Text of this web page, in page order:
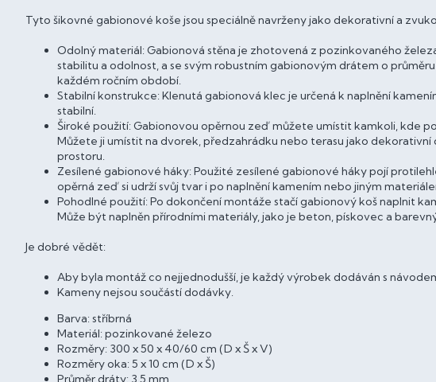
Tyto šikovné gabionové koše jsou speciálně navrženy jako dekorativní a
Odolný materiál: Gabionová stěna je zhotovená z pozinkovaného
stabilitu a odolnost, a se svým robustním gabionovým drátem o
každém ročním období.
Stabilní konstrukce: Klenutá gabionová klec je určená k naplnění
stabilní.
Široké použití: Gabionovou opěrnou zeď můžete umístit kamkoli, kde
Můžete ji umístit na dvorek, předzahrádku nebo terasu jako
prostoru.
Zesílené gabionové háky: Použité zesílené gabionové háky pojí
opěrná zeď si udrží svůj tvar i po naplnění kamením nebo jiným
Pohodlné použití: Po dokončení montáže stačí gabionový koš naplnit
Může být naplněn přírodními materiály, jako je beton, pískovec a
Je dobré vědět:
Aby byla montáž co nejjednodušší, je každý výrobek dodáván s
Kameny nejsou součástí dodávky.
Barva: stříbrná
Materiál: pozinkované železo
Rozměry: 300 x 50 x 40/60 cm (D x Š x V)
Rozměry oka: 5 x 10 cm (D x Š)
Průměr dráty: 3,5 mm